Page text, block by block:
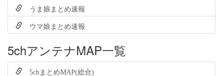
うま娘まとめ速報
ウマ娘まとめ速報
5chアンテナMAP一覧
5chまとめMAP(総合)